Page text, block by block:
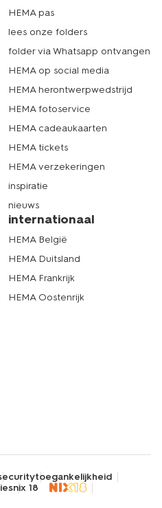
HEMA pas
lees onze folders
folder via Whatsapp ontvangen
HEMA op social media
HEMA herontwerpwedstrijd
HEMA fotoservice
HEMA cadeaukaarten
HEMA tickets
HEMA verzekeringen
inspiratie
nieuws
internationaal
HEMA België
HEMA Duitsland
HEMA Frankrijk
HEMA Oostenrijk
toegankelijkheid
nix 18